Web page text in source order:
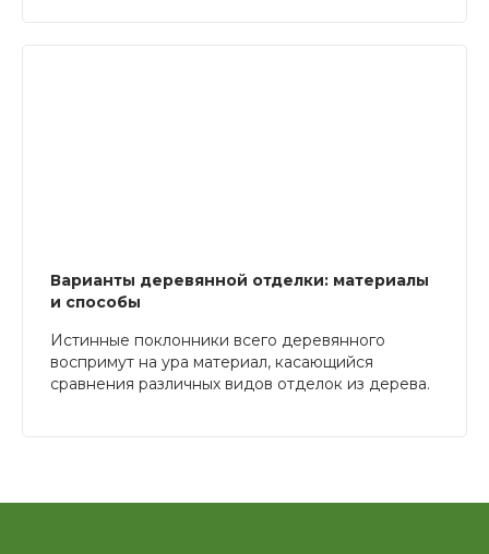
Варианты деревянной отделки: материалы
и способы
Истинные поклонники всего деревянного
воспримут на ура материал, касающийся
сравнения различных видов отделок из дерева.